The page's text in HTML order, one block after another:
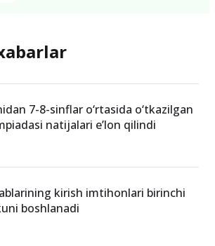
7-8-sinflar o‘rtasida o‘tkazilgan
natijalari e’lon qilindi
kirish imtihonlari birinchi
boshlanadi